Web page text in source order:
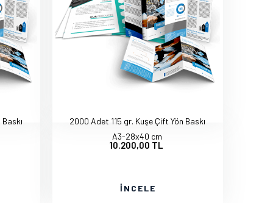
2000 Adet 115 gr. Kuşe Çift Yön Baskı
A3-28x40 cm
10.200,00 TL
İNCELE